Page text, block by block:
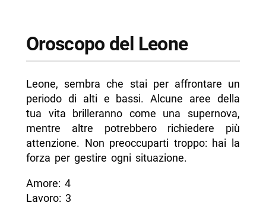
Oroscopo del Leone
Leone, sembra che stai per affrontare un
periodo di alti e bassi. Alcune aree della
tua vita brilleranno come una supernova,
mentre altre potrebbero richiedere più
attenzione. Non preoccuparti troppo: hai la
forza per gestire ogni situazione.
Amore: 4
Lavoro: 3